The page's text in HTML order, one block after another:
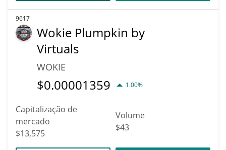
9617
Wokie Plumpkin by
Virtuals
WOKIE
$0.00001359 1.00%
Capitalização de
mercado
$13,575
Volume
$43